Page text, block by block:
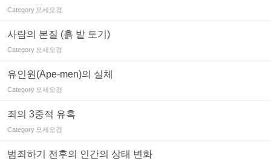
Category 모세오경
사람의 본질 (흙 밭 토기)
Category 모세오경
유인원(Ape-men)의 실체
Category 모세오경
죄의 3중적 유혹
Category 모세오경
범죄하기 전후의 인간의 상태 변화